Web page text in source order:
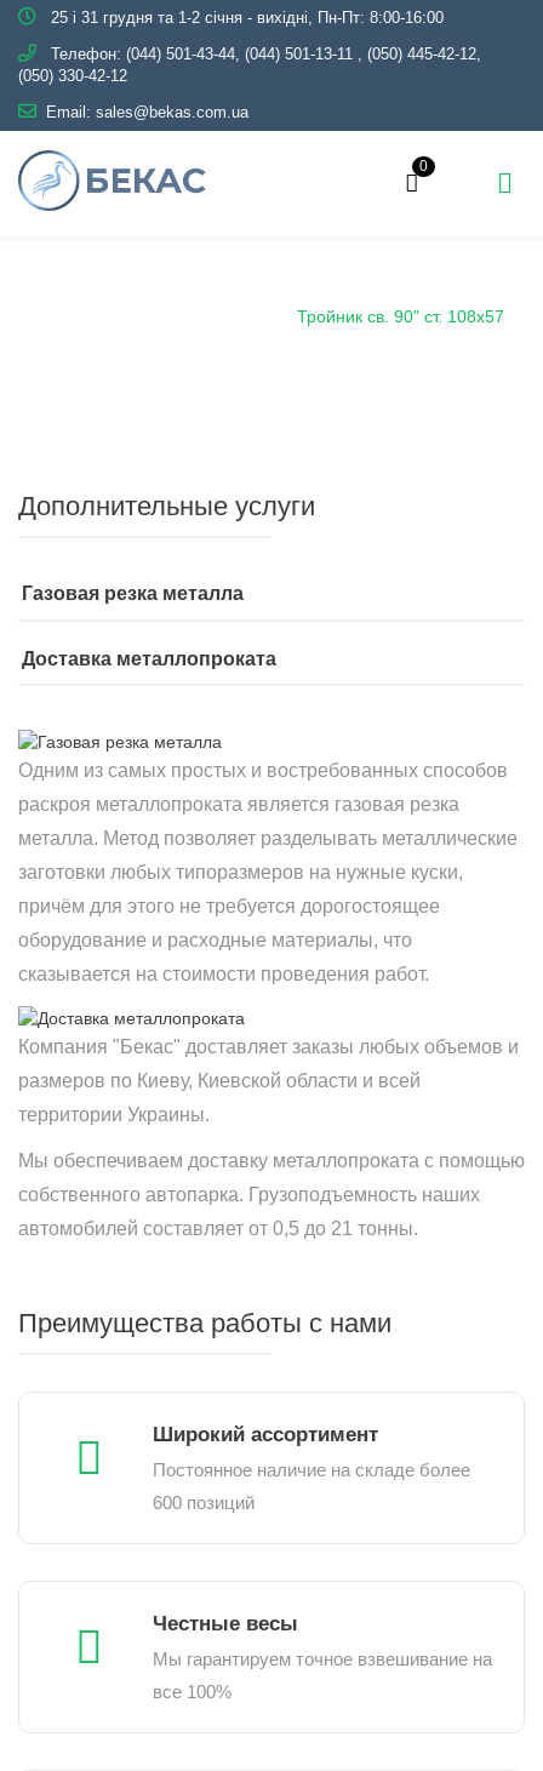
25 і 31 грудня та 1-2 січня - вихідні, Пн-Пт: 8:00-16:00
Телефон: (044) 501-43-44, (044) 501-13-11 , (050) 445-42-12,
(050) 330-42-12
Email: sales@bekas.com.ua
0
Тройник св. 90" ст. 108х57
Дополнительные услуги
Газовая резка металла
Доставка металлопроката
Одним из самых простых и востребованных способов
раскроя металлопроката является газовая резка
металла. Метод позволяет разделывать металлические
заготовки любых типоразмеров на нужные куски,
причём для этого не требуется дорогостоящее
оборудование и расходные материалы, что
сказывается на стоимости проведения работ.
Компания "Бекас" доставляет заказы любых объемов и
размеров по Киеву, Киевской области и всей
территории Украины.
Мы обеспечиваем доставку металлопроката с помощью
собственного автопарка. Грузоподъемность наших
автомобилей составляет от 0,5 до 21 тонны.
Преимущества работы с нами
Широкий ассортимент
Постоянное наличие на складе более
600 позиций
Честные весы
Мы гарантируем точное взвешивание на
все 100%